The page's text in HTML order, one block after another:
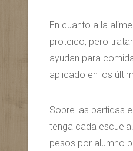
En cuanto a la
proteico, pero
ayudan para
aplicado en los
Sobre las partidas
tenga cada
pesos por alumno